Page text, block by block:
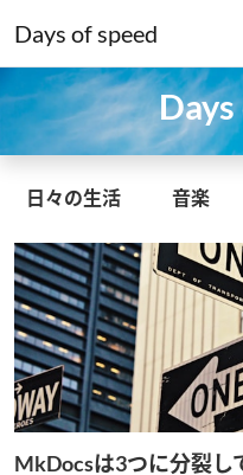
Days of speed
日々の生活 音楽
MkDocsは3つに分裂し